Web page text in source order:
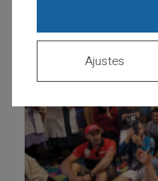
Ajustes